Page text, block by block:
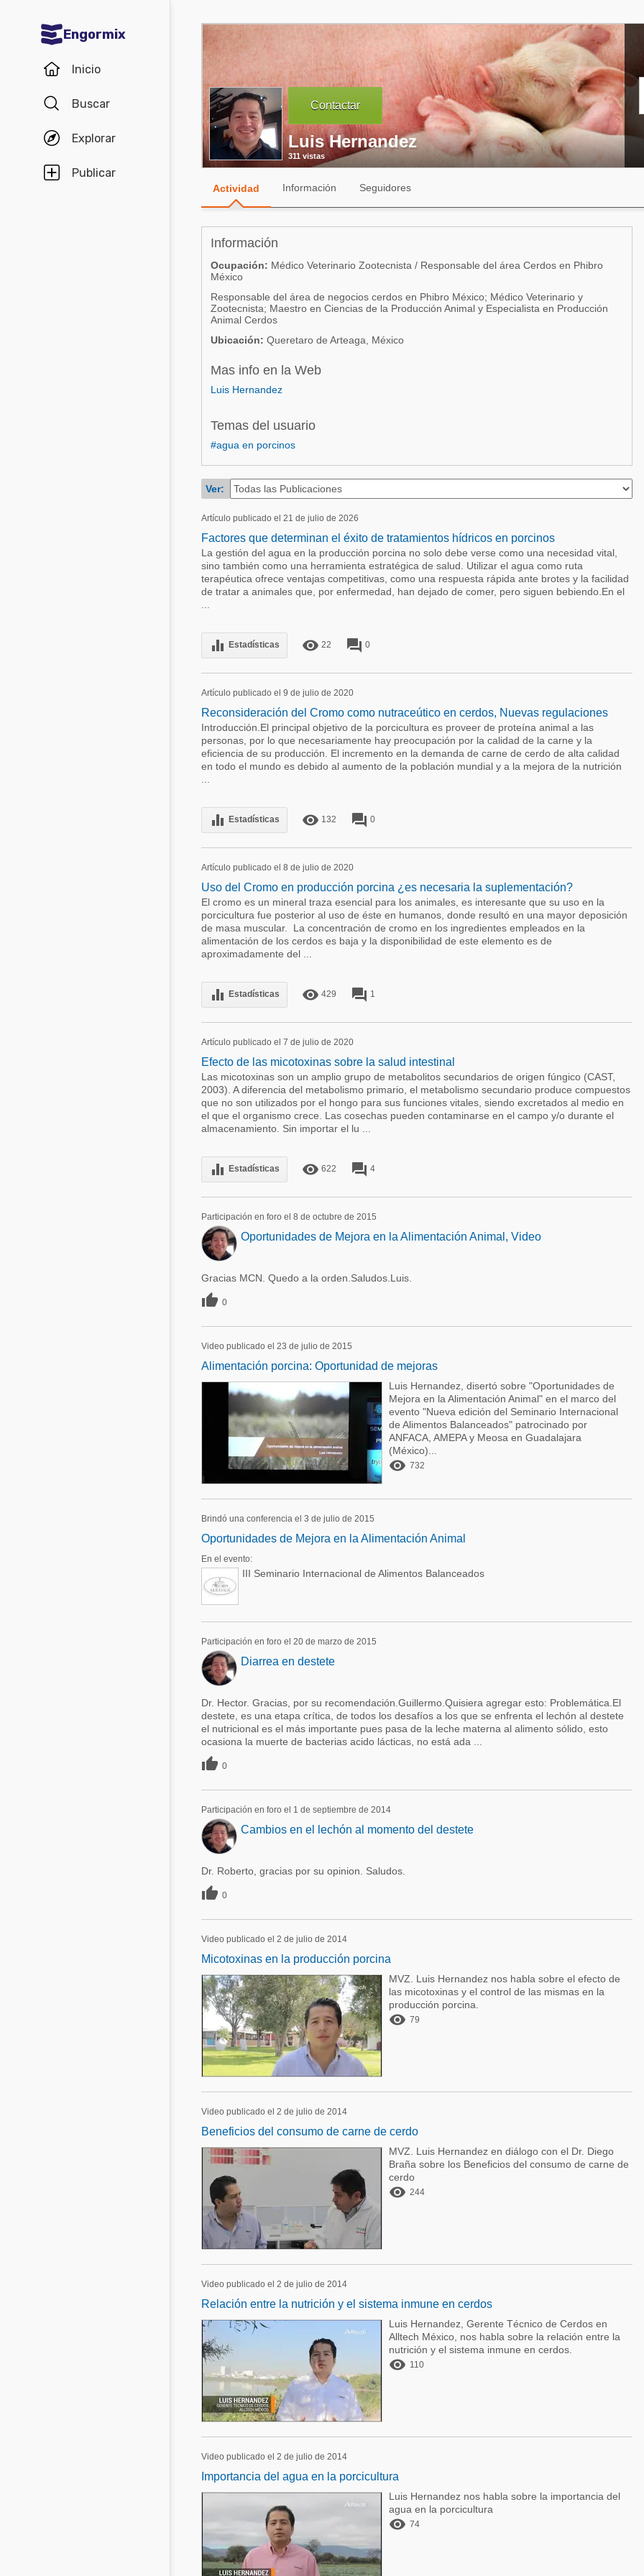
Engormix
Inicio
Buscar
Explorar
Publicar
Comunidades en español
Agricultura
Balanceados - Piensos
Avicultura
Ganadería
Porcicultura
Comunidades en inglés
Acuacultura
Micotoxinas
Avicultura
Porcicultura
Balanceados - Piensos
Comunidades en portugués
Porcicultura
Lechería
Contactar
Luis Hernandez
311 vistas
Actividad Información Seguidores
Información
Ocupación: Médico Veterinario Zootecnista / Responsable del área Cerdos en Phibro
México
Responsable del área de negocios cerdos en Phibro México; Médico Veterinario y
Zootecnista; Maestro en Ciencias de la Producción Animal y Especialista en Producción
Animal Cerdos
Ubicación: Queretaro de Arteaga, México
Mas info en la Web
Luis Hernandez
Temas del usuario
#agua en porcinos
Ver:
Artículo publicado el 21 de julio de 2026
Factores que determinan el éxito de tratamientos hídricos en porcinos
La gestión del agua en la producción porcina no solo debe verse como una necesidad vital,
sino también como una herramienta estratégica de salud. Utilizar el agua como ruta
terapéutica ofrece ventajas competitivas, como una respuesta rápida ante brotes y la facilidad
de tratar a animales que, por enfermedad, han dejado de comer, pero siguen bebiendo.En el
equalizer Estadísticas remove_red_eye 22 forum 0
Artículo publicado el 9 de julio de 2020
Reconsideración del Cromo como nutraceútico en cerdos, Nuevas regulaciones
Introducción.El principal objetivo de la porcicultura es proveer de proteína animal a las
personas, por lo que necesariamente hay preocupación por la calidad de la carne y la
eficiencia de su producción. El incremento en la demanda de carne de cerdo de alta calidad
en todo el mundo es debido al aumento de la población mundial y a la mejora de la nutrición
equalizer Estadísticas remove_red_eye 132 forum 0
Artículo publicado el 8 de julio de 2020
Uso del Cromo en producción porcina ¿es necesaria la suplementación?
El cromo es un mineral traza esencial para los animales, es interesante que su uso en la
porcicultura fue posterior al uso de éste en humanos, donde resultó en una mayor deposición
de masa muscular. La concentración de cromo en los ingredientes empleados en la
alimentación de los cerdos es baja y la disponibilidad de este elemento es de
aproximadamente del ...
equalizer Estadísticas remove_red_eye 429 forum 1
Artículo publicado el 7 de julio de 2020
Efecto de las micotoxinas sobre la salud intestinal
Las micotoxinas son un amplio grupo de metabolitos secundarios de origen fúngico (CAST,
2003). A diferencia del metabolismo primario, el metabolismo secundario produce compuestos
que no son utilizados por el hongo para sus funciones vitales, siendo excretados al medio en
el que el organismo crece. Las cosechas pueden contaminarse en el campo y/o durante el
almacenamiento. Sin importar el lu ...
equalizer Estadísticas remove_red_eye 622 forum 4
Participación en foro el 8 de octubre de 2015
Oportunidades de Mejora en la Alimentación Animal, Video
Gracias MCN. Quedo a la orden.Saludos.Luis.
 0
Video publicado el 23 de julio de 2015
Alimentación porcina: Oportunidad de mejoras
Luis Hernandez, disertó sobre "Oportunidades de
Mejora en la Alimentación Animal" en el marco del
evento "Nueva edición del Seminario Internacional
de Alimentos Balanceados" patrocinado por
ANFACA, AMEPA y Meosa en Guadalajara
(México)...
 732
Brindó una conferencia el 3 de julio de 2015
Oportunidades de Mejora en la Alimentación Animal
En el evento:
III Seminario Internacional de Alimentos Balanceados
Participación en foro el 20 de marzo de 2015
Diarrea en destete
Dr. Hector. Gracias, por su recomendación.Guillermo.Quisiera agregar esto: Problemática.El
destete, es una etapa crítica, de todos los desafíos a los que se enfrenta el lechón al destete
el nutricional es el más importante pues pasa de la leche materna al alimento sólido, esto
ocasiona la muerte de bacterias acido lácticas, no está ada ...
 0
Participación en foro el 1 de septiembre de 2014
Cambios en el lechón al momento del destete
Dr. Roberto, gracias por su opinion. Saludos.
 0
Video publicado el 2 de julio de 2014
Micotoxinas en la producción porcina
MVZ. Luis Hernandez nos habla sobre el efecto de
las micotoxinas y el control de las mismas en la
producción porcina.
 79
Video publicado el 2 de julio de 2014
Beneficios del consumo de carne de cerdo
MVZ. Luis Hernandez en diálogo con el Dr. Diego
Braña sobre los Beneficios del consumo de carne de
cerdo
 244
Video publicado el 2 de julio de 2014
Relación entre la nutrición y el sistema inmune en cerdos
Luis Hernandez, Gerente Técnico de Cerdos en
Alltech México, nos habla sobre la relación entre la
nutrición y el sistema inmune en cerdos.
 110
Video publicado el 2 de julio de 2014
Importancia del agua en la porcicultura
Luis Hernandez nos habla sobre la importancia del
agua en la porcicultura
 74